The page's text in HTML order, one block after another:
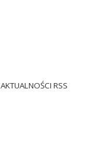
AKTUALNOŚCI RSS